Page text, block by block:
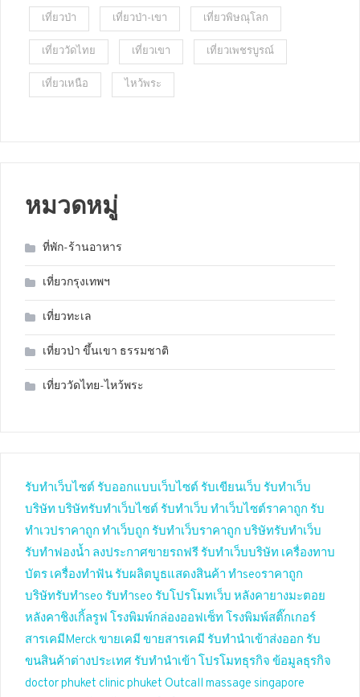
เที่ยวป่า เที่ยวป่า-เขา เที่ยวพิษณุโลก
เที่ยววัดไทย เที่ยวเขา เที่ยวเพชรบูรณ์
เที่ยวเหนือ ไหว้พระ
หมวดหมู่
ที่พัก-ร้านอาหาร
เที่ยวกรุงเทพฯ
เที่ยวทะเล
เที่ยวป่า ขึ้นเขา ธรรมชาติ
เที่ยววัดไทย-ไหว้พระ
รับทำเว็บไซต์ รับออกแบบเว็บไซต์ รับเขียนเว็บ รับทำเว็บ
บริษัท บริษัทรับทำเว็บไซต์ รับทำเว็บ ทำเว็บไซต์ราคาถูก รับ
ทำเวปราคาถูก ทำเว็บถูก รับทำเว็บราคาถูก บริษัทรับทำเว็บ
รับทำฟองน้ำ ลงประกาศขายรถฟรี รับทำเว็บบริษัท เครื่องทาบ
บัตร เครื่องทำฟัน รับผลิตบูธแสดงสินค้า ทำseoราคาถูก
บริษัทรับทำseo รับทำseo รับโปรโมทเว็บ หลังคายางมะตอย
หลังคาชิงเกิ้ลรูฟ โรงพิมพ์กล่องออฟเซ็ท โรงพิมพ์สติ๊กเกอร์
สารเคมีMerckขายเคมี ขายสารเคมี รับทำนำเข้าส่งออก รับ
ขนสินค้าต่างประเทศ รับทำนำเข้า โปรโมทธุรกิจ ข้อมูลธุรกิจ
doctor phuket clinic phuket Outcall massage singapore